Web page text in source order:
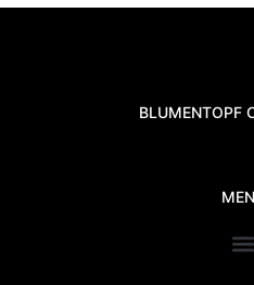
BLUMENTOPF